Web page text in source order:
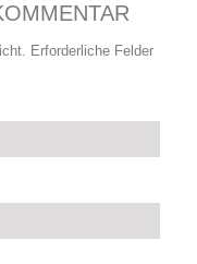
Erforderliche Felder